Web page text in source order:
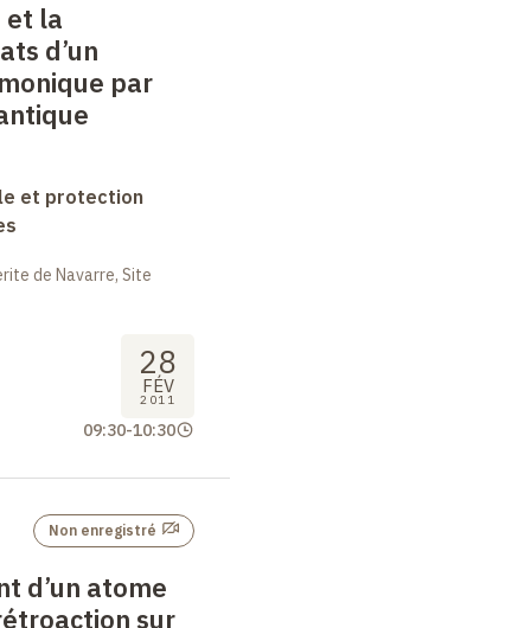
et la
d’un
par
et protection
de Navarre, Site
28
FÉV
2011
09:30-10:30
d’un atome
sur
Non enregistré